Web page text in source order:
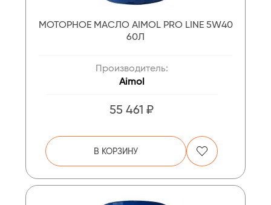
МОТОРНОЕ МАСЛО AIMOL PRO LINE 5W40
60Л
Производитель:
Aimol
55 461 ₽
В КОРЗИНУ